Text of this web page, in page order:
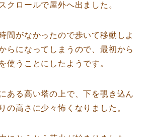
クロールで屋外へ出ました。
間がなかったので歩いて移動しよ
らになってしまうので、最初から
使うことにしたようです。
ある高い塔の上で、下を覗き込ん
の高さに少々怖くなりました。